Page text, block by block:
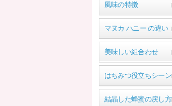
風味の特徴
マヌカ ハニー の違い
美味しい組合わせ
はちみつ役立ちシーン
結晶した蜂蜜の戻し方